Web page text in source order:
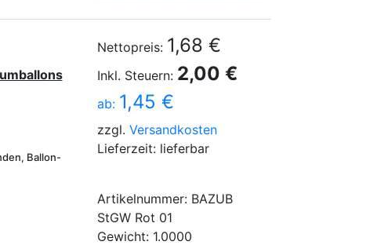
Ballon-
Nettopreis: 1,68 €
Inkl. Steuern: 2,00 €
ab: 1,45 €
zzgl. Versandkosten
Lieferzeit: lieferbar
Artikelnummer: BAZUB
StGW Rot 01
Gewicht: 1.0000